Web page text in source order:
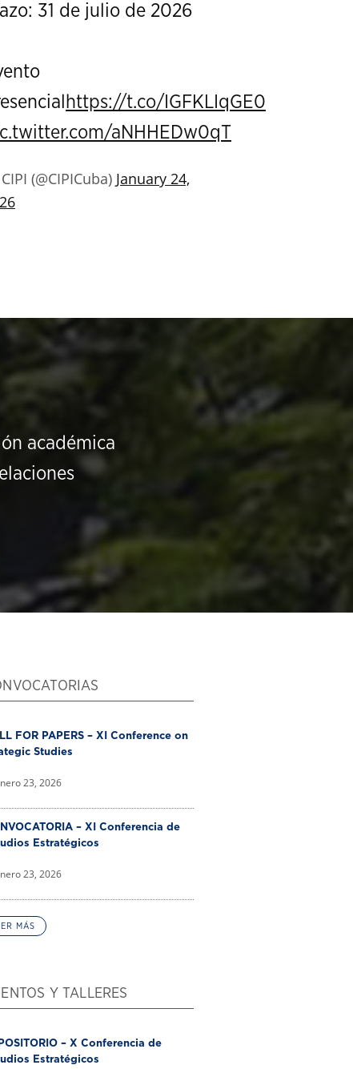
31 de julio de 2026
https://t.co/IGFKLIqGE0
aNHHEDw0qT
(@CIPICuba) January 24,
académica
FOR PAPERS – XI Conference on
Studies
23, 2026
– XI Conferencia de
Estratégicos
23, 2026
MÁS
Y TALLERES
– X Conferencia de
Estratégicos